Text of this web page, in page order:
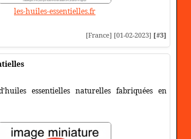
les-huiles-essentielles.fr
[France] [01-02-2023] [#3]
essentielles naturelles fabriquées en